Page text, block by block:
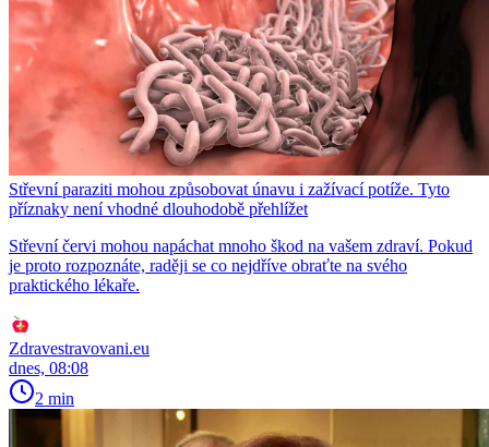
Střevní paraziti mohou způsobovat únavu i zažívací potíže. Tyto
příznaky není vhodné dlouhodobě přehlížet
Střevní červi mohou napáchat mnoho škod na vašem zdraví. Pokud
je proto rozpoznáte, raději se co nejdříve obraťte na svého
praktického lékaře.
Zdravestravovani.eu
dnes, 08:08
2 min